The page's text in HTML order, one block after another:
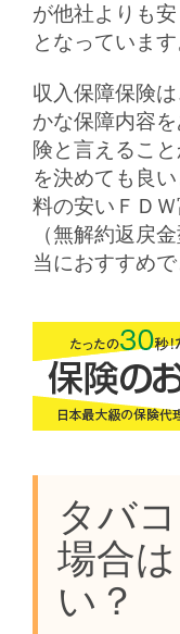
が他社よりも
となっています
収入保障保険
かな保障内容
険と言えるこ
を決めても良
料の安いＦＤ
（無解約返戻
当におすすめ
タバ
場合
い？